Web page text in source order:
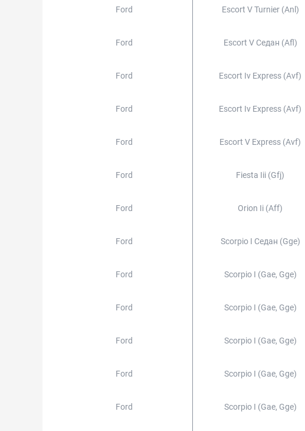
Ford Escort V Turnier (anl)
Ford Escort V Седан (afl)
Ford Escort Iv Express (avf)
Ford Escort Iv Express (avf)
Ford Escort V Express (avf)
Ford Fiesta Iii (gfj)
Ford Orion Ii (aff)
Ford Scorpio I Седан (gge)
Ford Scorpio I (gae, Gge)
Ford Scorpio I (gae, Gge)
Ford Scorpio I (gae, Gge)
Ford Scorpio I (gae, Gge)
Ford Scorpio I (gae, Gge)